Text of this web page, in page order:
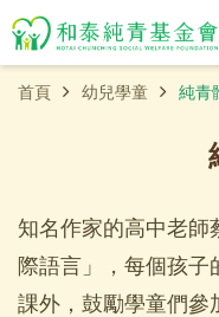
首頁 幼兒學童 純青
知名作家的高中老師
際語言」，每個孩子
課外，鼓勵學童們參